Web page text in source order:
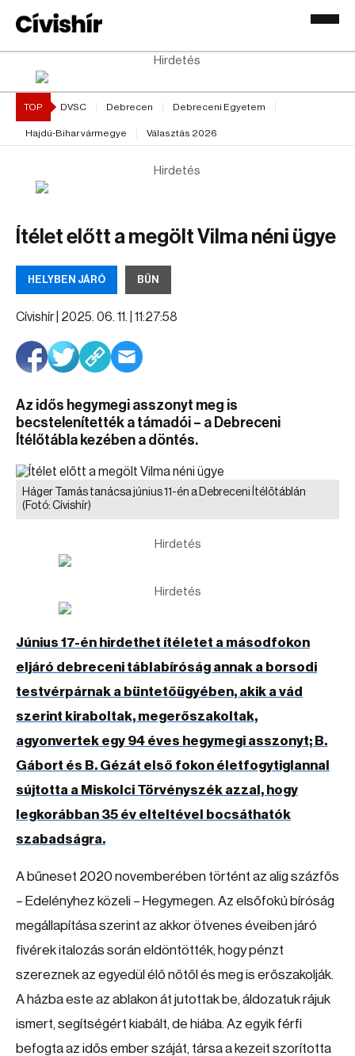
Hirdetés
TOP DVSC Debrecen Debreceni Egyetem
Hajdú-Bihar vármegye Választás 2026
Hirdetés
Ítélet előtt a megölt Vilma néni ügye
HELYBEN JÁRÓ BŰN
Cívishír | 2025. 06. 11. | 11:27:58
Az idős hegymegi asszonyt meg is
becstelenítették a támadói – a Debreceni
Ítélőtábla kezében a döntés.
Háger Tamás tanácsa június 11-én a Debreceni Ítélőtáblán
(Fotó: Cívishír)
Hirdetés
Hirdetés
Június 17-én hirdethet ítéletet a másodfokon
eljáró debreceni táblabíróság annak a borsodi
testvérpárnak a büntetőügyében, akik a vád
szerint kiraboltak, megerőszakoltak,
agyonvertek egy 94 éves hegymegi asszonyt; B.
Gábort és B. Gézát első fokon életfogytiglannal
sújtotta a Miskolci Törvényszék azzal, hogy
legkorábban 35 év elteltével bocsáthatók
szabadságra.
A bűneset 2020 novemberében történt az alig százfős
– Edelényhez közeli – Hegymegen. Az elsőfokú bíróság
megállapítása szerint az akkor ötvenes éveiben járó
fivérek italozás során eldöntötték, hogy pénzt
szereznek az egyedül élő nőtől és meg is erőszakolják.
A házba este az ablakon át jutottak be, áldozatuk rájuk
ismert, segítségért kiabált, de hiába. Az egyik férfi
befogta az idős ember száját, társa a kezeit szorította